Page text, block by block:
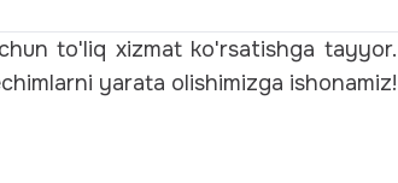
to'liq xizmat ko'rsatishga
yarata olishimizga ishonamiz!